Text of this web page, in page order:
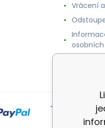
Vrácení